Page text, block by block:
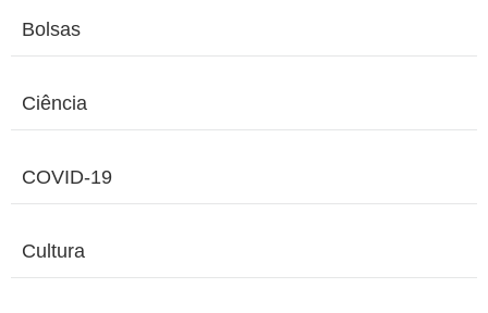
Bolsas
Ciência
COVID-19
Cultura